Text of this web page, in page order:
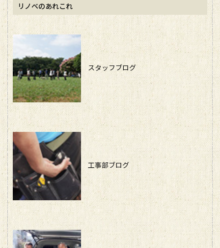
リノベのあれこれ
スタッフブログ
工事部ブログ